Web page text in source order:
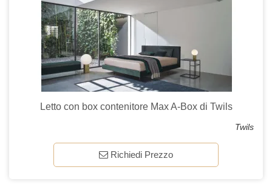
Letto con box contenitore Max A-Box di Twils
Twils
Richiedi Prezzo